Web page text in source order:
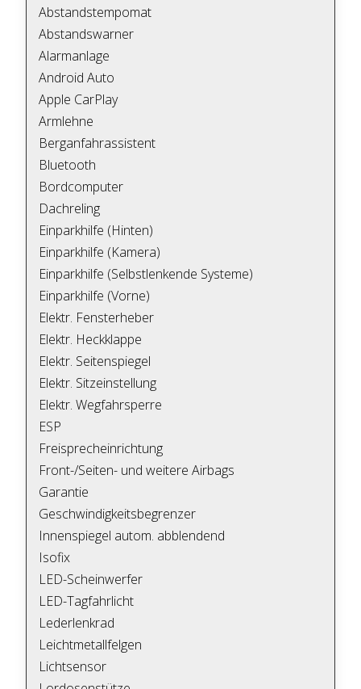
Abstandstempomat
Abstandswarner
Alarmanlage
Android Auto
Apple CarPlay
Armlehne
Berganfahrassistent
Bluetooth
Bordcomputer
Dachreling
Einparkhilfe (Hinten)
Einparkhilfe (Kamera)
Einparkhilfe (Selbstlenkende Systeme)
Einparkhilfe (Vorne)
Elektr. Fensterheber
Elektr. Heckklappe
Elektr. Seitenspiegel
Elektr. Sitzeinstellung
Elektr. Wegfahrsperre
ESP
Freisprecheinrichtung
Front-/Seiten- und weitere Airbags
Garantie
Geschwindigkeitsbegrenzer
Innenspiegel autom. abblendend
Isofix
LED-Scheinwerfer
LED-Tagfahrlicht
Lederlenkrad
Leichtmetallfelgen
Lichtsensor